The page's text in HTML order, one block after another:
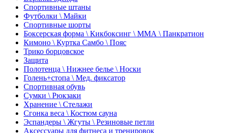
Спортивные штаны
Футболки \ Майки
Спортивные шорты
Боксерская форма \ Кикбоксинг \ ММА \ Панкратион
Кимоно \ Куртка Самбо \ Пояс
Трико борцовское
Защита
Полотенца \ Нижнее белье \ Носки
Голень+стопа \ Мед. фиксатор
Спортивная обувь
Сумки \ Рюкзаки
Хранение \ Стелажи
Сгонка веса \ Костюм сауна
Эспандеры \ Жгуты \ Резиновые петли
Аксессуары для фитнеса и тренировок